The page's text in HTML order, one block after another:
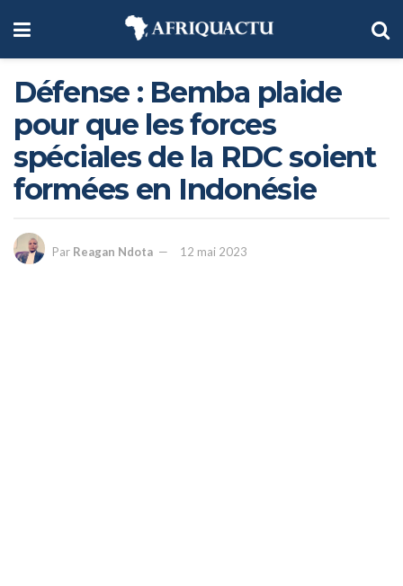
Défense : Bemba plaide
pour que les forces
spéciales de la RDC soient
formées en Indonésie
Par Reagan Ndota 12 mai 2023